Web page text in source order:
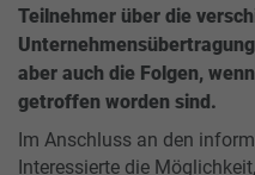
Teilnehmer über die
aber auch die Folgen,
getroffen worden sind.
Im Anschluss an den
Interessierte die